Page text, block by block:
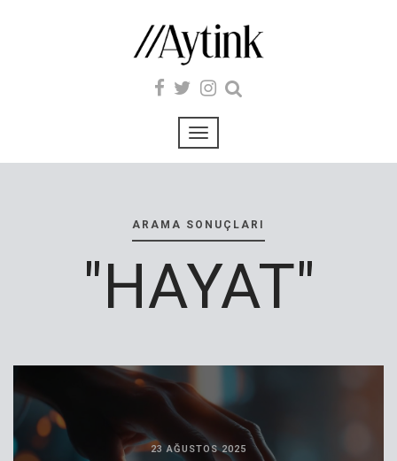
ARAMA SONUÇLARI
"HAYAT"
23 AĞUSTOS 2025